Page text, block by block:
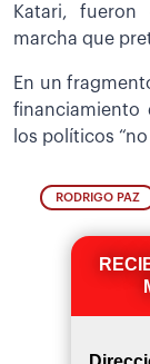
Katari,
marcha que
En un
financiamiento
los políticos
RODRIGO PAZ